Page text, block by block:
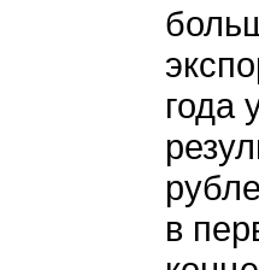
года
в